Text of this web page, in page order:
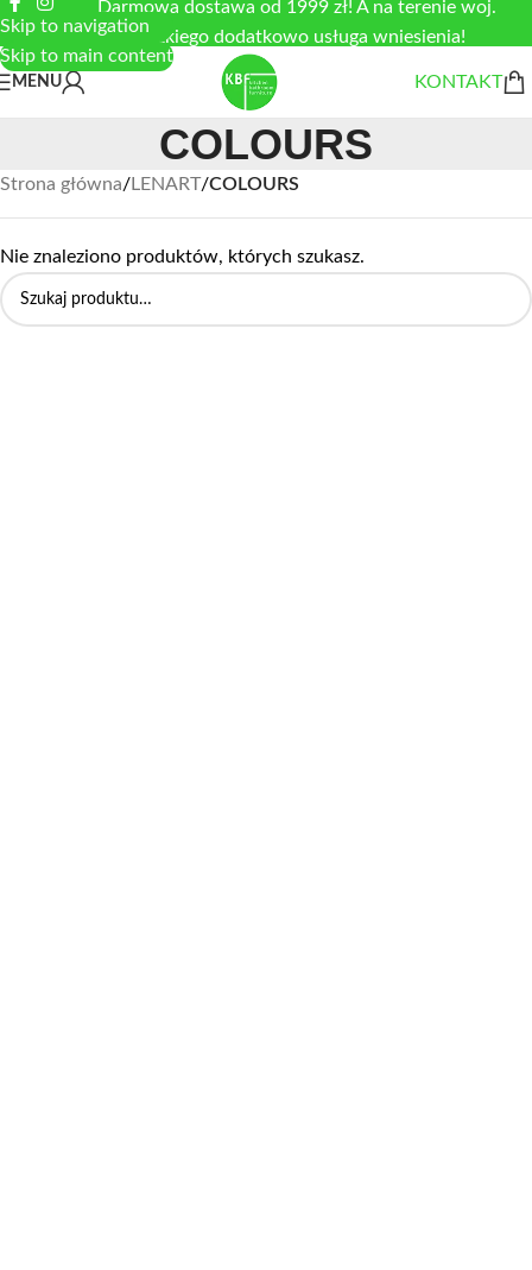
Skip to navigation
Skip to main content
Darmowa dostawa od 1999 zł! A na terenie woj.
łódzkiego dodatkowo usługa wniesienia!
MENU KONTAKT
COLOURS
Strona główna/LENART/COLOURS
Nie znaleziono produktów, których szukasz.